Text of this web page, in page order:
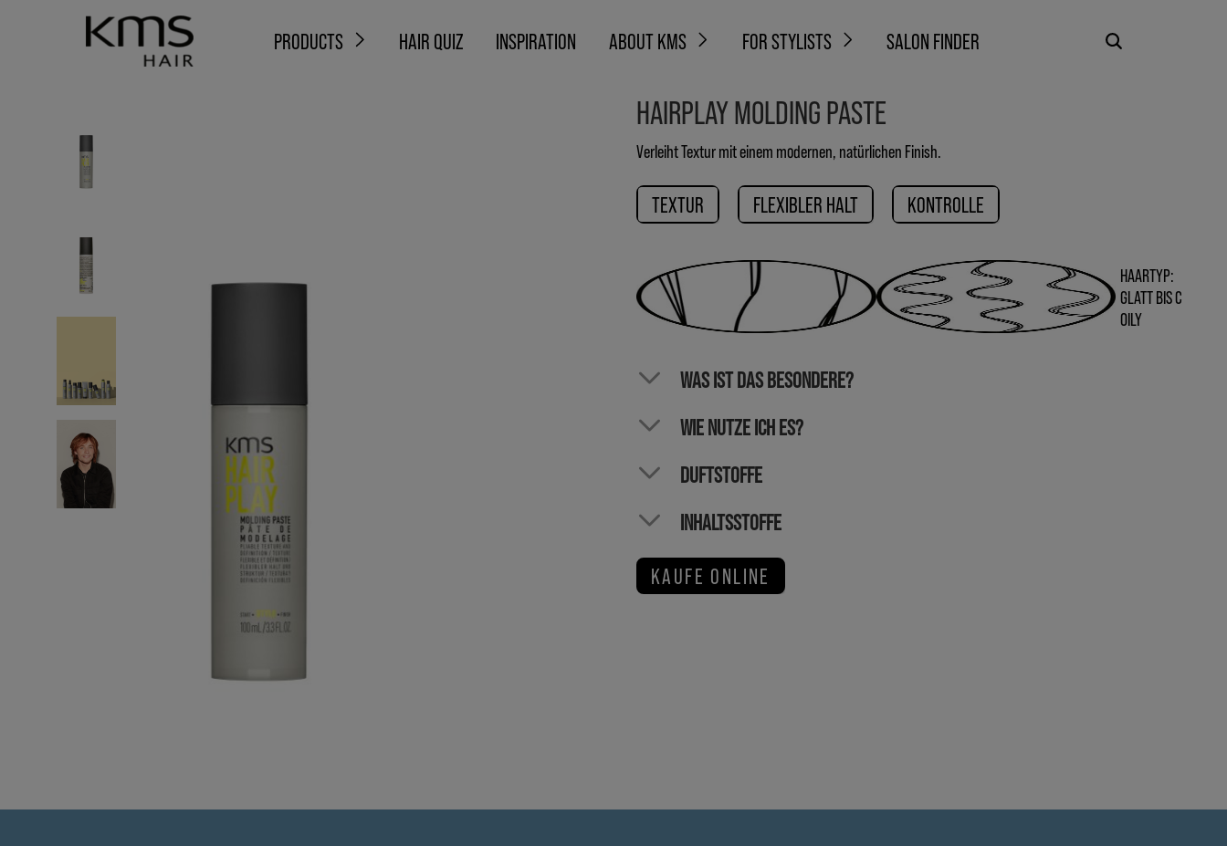
PRODUCTS HAIR QUIZ INSPIRATION ABOUT KMS FOR STYLISTS SALON FINDER
HAIRPLAY MOLDING PASTE
Verleiht Textur mit einem modernen, natürlichen Finish.
TEXTUR FLEXIBLER HALT KONTROLLE
HAARTYP:
GLATT BIS C
OILY
WAS IST DAS BESONDERE?
WIE NUTZE ICH ES?
DUFTSTOFFE
INHALTSSTOFFE
KAUFE ONLINE